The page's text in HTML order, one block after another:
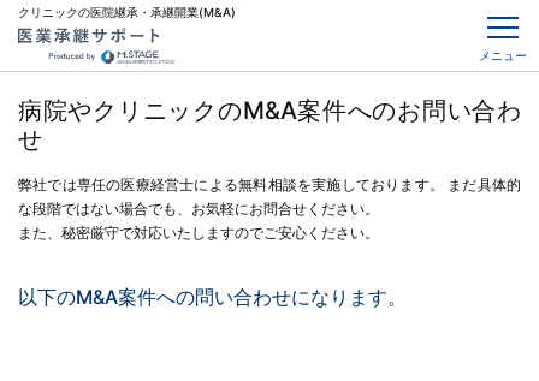
クリニックの医院継承・承継開業(M&A)
メニュー
病院やクリニックのM&A案件へのお問い合わ
せ
弊社では専任の医療経営士による無料相談を実施しております。
まだ具体的
な段階ではない場合でも、お気軽にお問合せください。
また、秘密厳守で対応いたしますのでご安心ください。
以下のM&A案件への問い合わせになります。